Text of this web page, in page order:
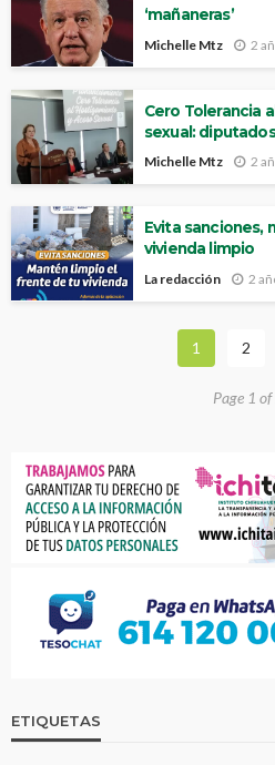
‘mañaneras’
Michelle Mtz 2
Cero Tolerancia
sexual: diputados
Michelle Mtz 2
Evita sanciones,
vivienda limpio
La redacción 2
1 2
Page 1
ETIQUETAS